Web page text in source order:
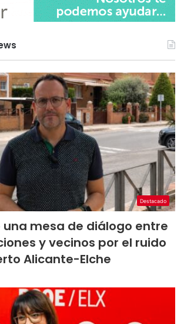
Destacado
una mesa de diálogo entre
y vecinos por el ruido
Alicante-Elche